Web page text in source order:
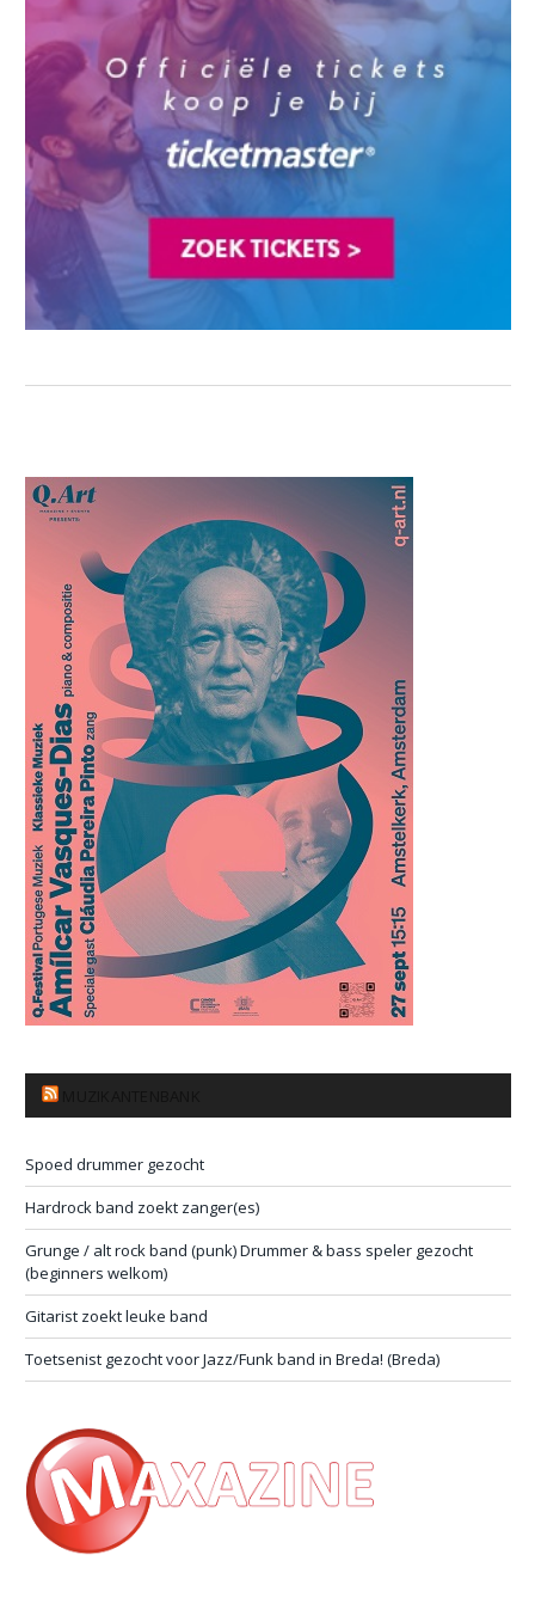
Spoed drummer gezocht
Hardrock band zoekt zanger(es)
Grunge / alt rock band (punk) Drummer & bass speler gezocht
(beginners welkom)
Gitarist zoekt leuke band
Toetsenist gezocht voor Jazz/Funk band in Breda! (Breda)